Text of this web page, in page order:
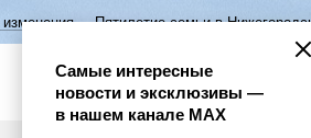
семьи в Нижегородской области
Самые интересные
новости и эксклюзивы —
в нашем канале МАХ